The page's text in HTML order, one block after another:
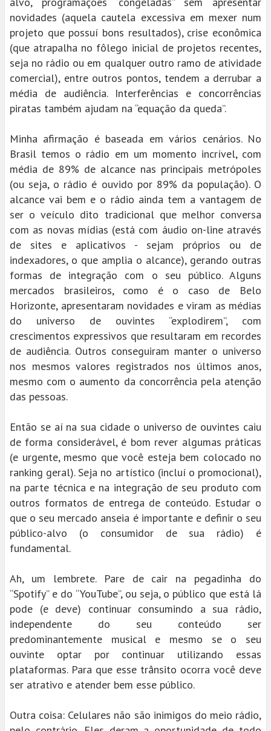
novidades (aquela cautela excessiva em mexer num
projeto que possuí bons resultados), crise econômica
(que atrapalha no fôlego inicial de projetos recentes,
seja no rádio ou em qualquer outro ramo de atividade
comercial), entre outros pontos, tendem a derrubar a
média de audiência. Interferências e concorrências
piratas também ajudam na “equação da queda”.
Minha afirmação é baseada em vários cenários. No
Brasil temos o rádio em um momento incrível, com
média de 89% de alcance nas principais metrópoles
(ou seja, o rádio é ouvido por 89% da população). O
alcance vai bem e o rádio ainda tem a vantagem de
ser o veículo dito tradicional que melhor conversa
com as novas mídias (está com áudio on-line através
de sites e aplicativos - sejam próprios ou de
indexadores, o que amplia o alcance), gerando outras
formas de integração com o seu público. Alguns
mercados brasileiros, como é o caso de Belo
Horizonte, apresentaram novidades e viram as médias
do universo de ouvintes “explodirem”, com
crescimentos expressivos que resultaram em recordes
de audiência. Outros conseguiram manter o universo
nos mesmos valores registrados nos últimos anos,
mesmo com o aumento da concorrência pela atenção
das pessoas.
Então se aí na sua cidade o universo de ouvintes caiu
de forma considerável, é bom rever algumas práticas
(e urgente, mesmo que você esteja bem colocado no
ranking geral). Seja no artístico (incluí o promocional),
na parte técnica e na integração de seu produto com
outros formatos de entrega de conteúdo. Estudar o
que o seu mercado anseia é importante e definir o seu
público-alvo (o consumidor de sua rádio) é
fundamental.
Ah, um lembrete. Pare de cair na pegadinha do
“Spotify” e do “YouTube”, ou seja, o público que está lá
pode (e deve) continuar consumindo a sua rádio,
independente do seu conteúdo ser
predominantemente musical e mesmo se o seu
ouvinte optar por continuar utilizando essas
plataformas. Para que esse trânsito ocorra você deve
ser atrativo e atender bem esse público.
Outra coisa: Celulares não são inimigos do meio rádio,